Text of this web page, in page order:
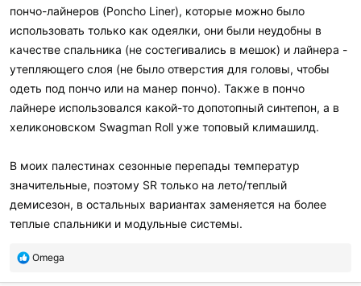
пончо-лайнеров (Poncho Liner), которые можно было
использовать только как одеялки, они были неудобны в
качестве спальника (не состегивались в мешок) и лайнера -
утепляющего слоя (не было отверстия для головы, чтобы
одеть под пончо или на манер пончо). Также в пончо
лайнере использовался какой-то допотопный синтепон, а в
хеликоновском Swagman Roll уже топовый климашилд.
В моих палестинах сезонные перепады температур
значительные, поэтому SR только на лето/теплый
демисезон, в остальных вариантах заменяется на более
теплые спальники и модульные системы.
П
Omega